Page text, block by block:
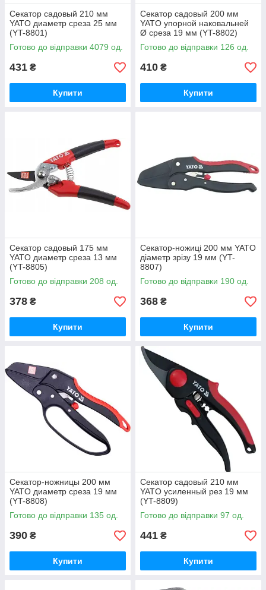
Секатор садовый 210 мм
YATO диаметр среза 25 мм
(YT-8801)
Готово до відправки 4079 од.
431 ₴
Купити
Секатор садовый 200 мм
YATO упорной наковальней
Ø среза 19 мм (YT-8802)
Готово до відправки 126 од.
410 ₴
Купити
Секатор садовый 175 мм
YATO диаметр среза 13 мм
(YT-8805)
Готово до відправки 208 од.
378 ₴
Купити
Секатор-ножиці 200 мм YATO
діаметр зрізу 19 мм (YT-
8807)
Готово до відправки 190 од.
368 ₴
Купити
Секатор-ножницы 200 мм
YATO диаметр среза 19 мм
(YT-8808)
Готово до відправки 135 од.
390 ₴
Купити
Секатор садовый 210 мм
YATO усиленный рез 19 мм
(YT-8809)
Готово до відправки 97 од.
441 ₴
Купити